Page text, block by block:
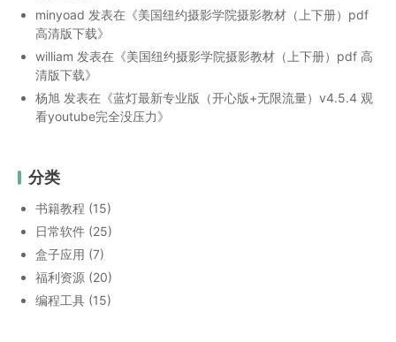
minyoad 发表在《美国纽约摄影学院摄影教材（上下册）pdf
高清版下载》
william 发表在《美国纽约摄影学院摄影教材（上下册）pdf 高
清版下载》
杨旭 发表在《蓝灯最新专业版（开心版+无限流量）v4.5.4 观
看youtube完全没压力》
分类
书籍教程 (15)
日常软件 (25)
盒子应用 (7)
福利资源 (20)
编程工具 (15)